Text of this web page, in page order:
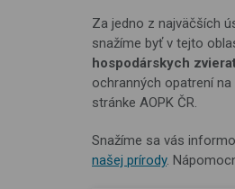
Za jedno z najväčších
snažíme byť v tejto
hospodárskych
ochranných opatrení
stránke AOPK ČR.
Snažíme sa vás
našej prírody.